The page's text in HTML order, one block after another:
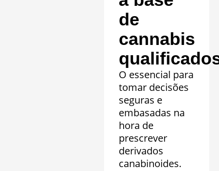
de
cannabis
O essencial para
tomar decisões
seguras e
embasadas na
hora de
prescrever
derivados
canabinoides.